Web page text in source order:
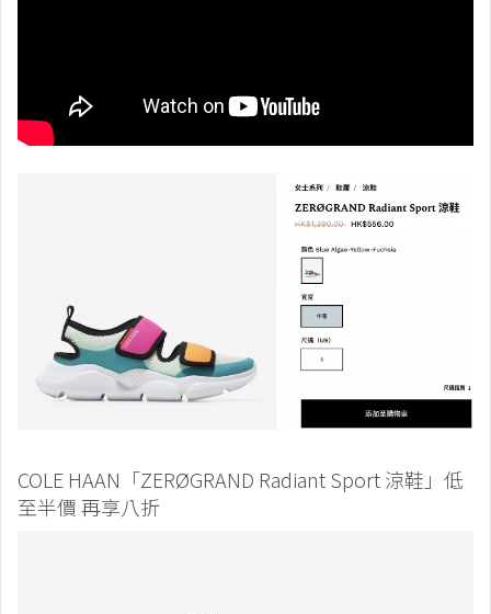
COLE HAAN「ZERØGRAND Radiant Sport 涼鞋」低
至半價 再享八折